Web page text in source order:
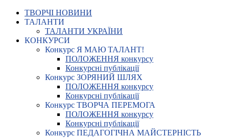
ТВОРЧІ НОВИНИ
ТАЛАНТИ
ТАЛАНТИ УКРАЇНИ
КОНКУРСИ
Конкурс Я МАЮ ТАЛАНТ!
ПОЛОЖЕННЯ конкурсу
Конкурсні публікації
Конкурс ЗОРЯНИЙ ШЛЯХ
ПОЛОЖЕННЯ конкурсу
Конкурсні публікації
Конкурс ТВОРЧА ПЕРЕМОГА
ПОЛОЖЕННЯ конкурсу
Конкурсні публікації
Конкурс ПЕДАГОГІЧНА МАЙСТЕРНІСТЬ